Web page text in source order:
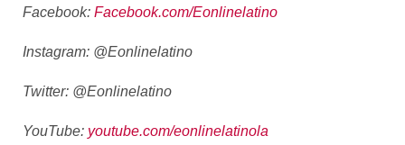
Facebook: Facebook.com/Eonlinelatino
Instagram: @Eonlinelatino
Twitter: @Eonlinelatino
YouTube: youtube.com/eonlinelatinola